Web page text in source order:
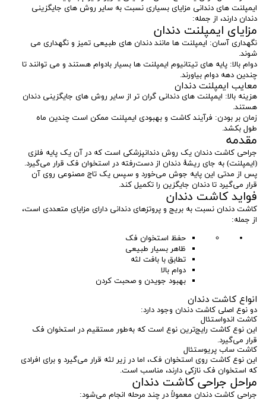
ایمپلنت های دندانی مزایای بسیاری نسبت به سایر روش های جایگزینی
دندان دارند، از جمله:
مزایای ایمپلنت دندان
نگهداری آسان: ایمپلنت ها مانند دندان های طبیعی تمیز و نگهداری می
شوند.
دوام بالا: پایه های تیتانیوم ایمپلنت ها بسیار بادوام هستند و می توانند تا
چندین دهه دوام بیاورند.
معایب ایمپلنت دندان
هزینه بالا: ایمپلنت های دندانی گران تر از سایر روش های جایگزینی دندان
هستند.
زمان بر بودن: فرآیند کاشت و بهبودی ایمپلنت ممکن است چندین ماه
طول بکشد.
مقدمه
جراحی کاشت دندان یک روش دندانپزشکی است که در آن یک پایه فلزی
(ایمپلنت) به جای ریشهٔ دندان از دست‌رفته در استخوان فک قرار می‌گیرد.
پس از مدتی این پایه جوش می‌خورد و سپس یک تاج مصنوعی روی آن
قرار می‌گیرد تا دندان جایگزین را تکمیل کند.
فواید کاشت دندان
کاشت دندان نسبت به بریج و پروتزهای دندانی دارای مزایای متعددی است،
از جمله:
حفظ استخوان فک
ظاهر بسیار طبیعی
تطابق با بافت لثه
دوام بالا
بهبود جویدن و صحبت کردن
انواع کاشت دندان
دو نوع اصلی کاشت دندان وجود دارد:
کاشت اندواستئال
این نوع کاشت رایج‌ترین نوع است که به‌طور مستقیم در استخوان فک
قرار می‌گیرد.
کاشت ساب پریوستئال
این نوع کاشت روی استخوان فک، اما در زیر لثه قرار می‌گیرد و برای افرادی
که استخوان فک نازکی دارند، مناسب است.
مراحل جراحی کاشت دندان
جراحی کاشت دندان معمولاً در چند مرحله انجام می‌شود: